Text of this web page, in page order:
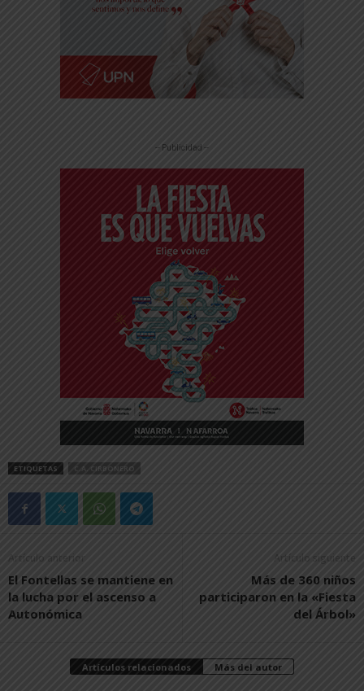
-- Publicidad --
ETIQUETAS C.A. CIRBONERO
Artículo anterior
El Fontellas se mantiene en
la lucha por el ascenso a
Autonómica
Artículo siguiente
Más de 360 niños
participaron en la «Fiesta
del Árbol»
Artículos relacionados Más del autor